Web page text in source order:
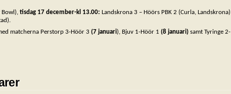
Bowl), tisdag 17 december-kl 13.00: Landskrona 3 – Höörs PBK 2 (Curla, Landskrona)
matcherna Perstorp 3-Höör 3 (7 januari), Bjuv 1-Höör 1 (8 januari)samt Tyringe 2-